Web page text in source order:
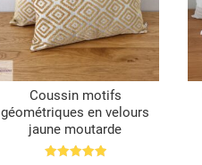
Coussin motifs
géométriques en velours
jaune moutarde